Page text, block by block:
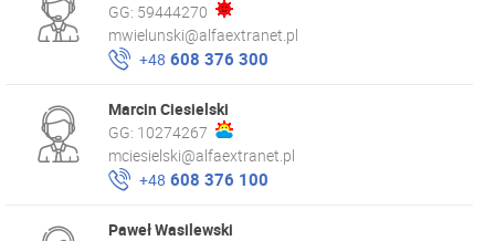
GG: 59444270
mwielunski@alfaextranet.pl
+48 608 376 300
Marcin Ciesielski
GG: 10274267
mciesielski@alfaextranet.pl
+48 608 376 100
Paweł Wasilewski